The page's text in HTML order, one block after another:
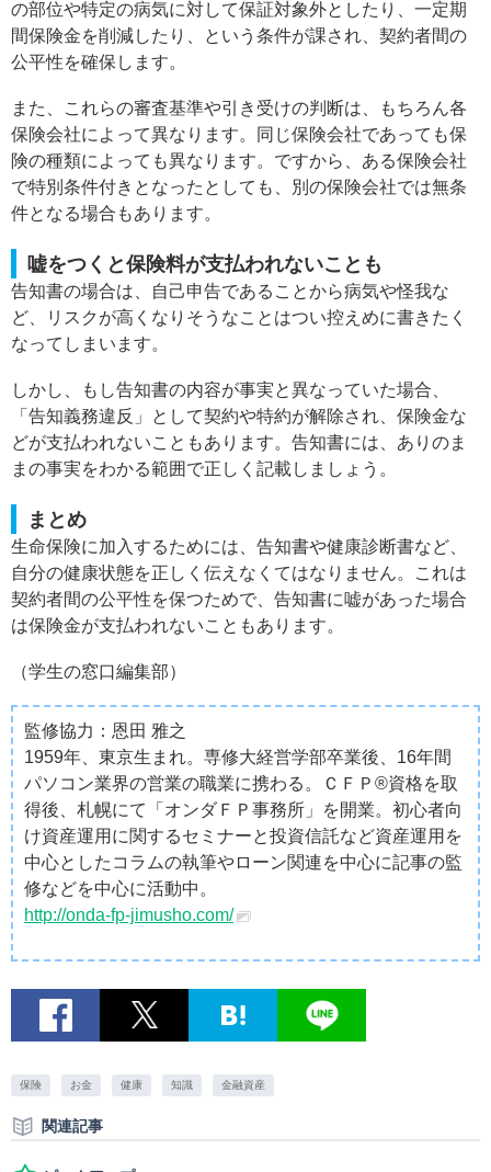
の部位や特定の病気に対して保証対象外としたり、一定期
間保険金を削減したり、という条件が課され、契約者間の
公平性を確保します。
また、これらの審査基準や引き受けの判断は、もちろん各
保険会社によって異なります。同じ保険会社であっても保
険の種類によっても異なります。ですから、ある保険会社
で特別条件付きとなったとしても、別の保険会社では無条
件となる場合もあります。
嘘をつくと保険料が支払われないことも
告知書の場合は、自己申告であることから病気や怪我な
ど、リスクが高くなりそうなことはつい控えめに書きたく
なってしまいます。
しかし、もし告知書の内容が事実と異なっていた場合、
「告知義務違反」として契約や特約が解除され、保険金な
どが支払われないこともあります。告知書には、ありのま
まの事実をわかる範囲で正しく記載しましょう。
まとめ
生命保険に加入するためには、告知書や健康診断書など、
自分の健康状態を正しく伝えなくてはなりません。これは
契約者間の公平性を保つためで、告知書に嘘があった場合
は保険金が支払われないこともあります。
（学生の窓口編集部）
監修協力：恩田 雅之
1959年、東京生まれ。専修大経営学部卒業後、16年間
パソコン業界の営業の職業に携わる。ＣＦＰ®資格を取
得後、札幌にて「オンダＦＰ事務所」を開業。初心者向
け資産運用に関するセミナーと投資信託など資産運用を
中心としたコラムの執筆やローン関連を中心に記事の監
修などを中心に活動中。
http://onda-fp-jimusho.com/
保険 お金 健康 知識 金融資産
関連記事